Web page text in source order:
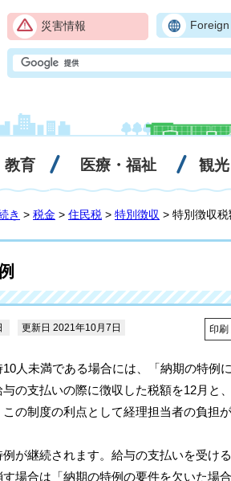
災害情報
教育 医療・福祉 観
き > 税金 > 住民税 > 特別徴収 > 特別徴収税
更新日 2021年10月7日 印刷
人未満である場合には、「納期の特例
の支払いの際に徴収した税額を12月と
の制度の利点として経理担当者の負担
が継続されます。給与の支払いを受け
場合は「納期の特例の要件を欠いた場